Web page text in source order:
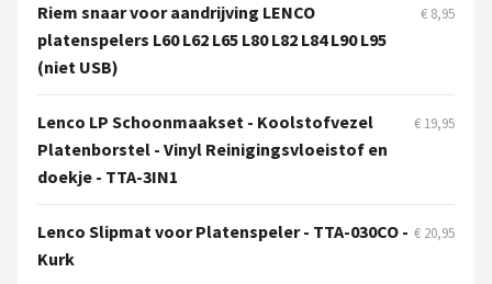
Riem snaar voor aandrijving LENCO
platenspelers L60 L62 L65 L80 L82 L84 L90 L95
(niet USB)
€ 8,95
Lenco LP Schoonmaakset - Koolstofvezel
Platenborstel - Vinyl Reinigingsvloeistof en
doekje - TTA-3IN1
€ 19,95
Lenco Slipmat voor Platenspeler - TTA-030CO -
Kurk
€ 20,95